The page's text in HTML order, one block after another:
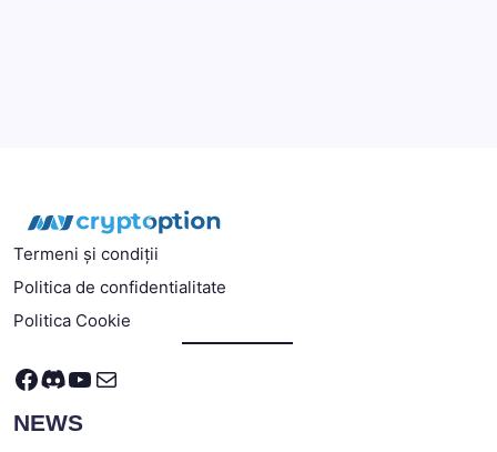
Termeni și condiții
Politica de confidentialitate
Politica Cookie
Facebook
Discord
YouTube
Mail
NEWS